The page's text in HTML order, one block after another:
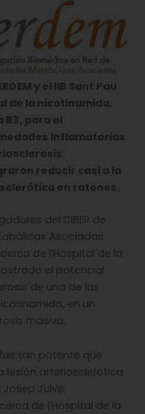
y el IIB Sant Pau
de la nicotinamida,
para el
inflamatorias
reducir casi a la
en ratones.
del CIBER de
Asociadas
de l’Hospital de la
el potencial
de una de las
en un
masiva.
tan potente que
lesión arteriosclerótica
Julve,
de l’Hospital de la